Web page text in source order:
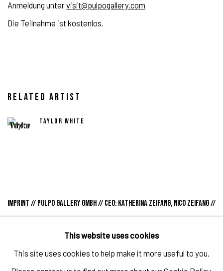
Anmeldung untervisit@pulpogallery.com
Die Teilnahme ist kostenlos.
RELATED ARTIST
TAYLOR WHITE
IMPRINT // Pulpo Gallery Gmbh // CEO: Katherina Zeifang, Nico Zeifang //
info@pulpogallery.com// USt-ID: DE335292669 // Trade register:
Amtsgericht München, Abt. B, Nr. 260209
This website uses cookies
This site uses cookies to help make it more useful to you.